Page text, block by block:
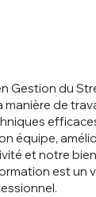
Gestion du
de
équipe,
et notre
est un